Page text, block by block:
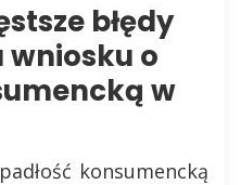
błędy
wniosku o
w
konsumencką